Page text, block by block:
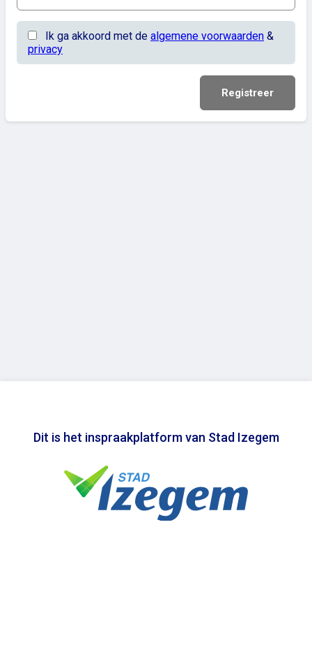
Ik ga akkoord met de algemene voorwaarden &
privacy
Registreer
Dit is het inspraakplatform van Stad Izegem